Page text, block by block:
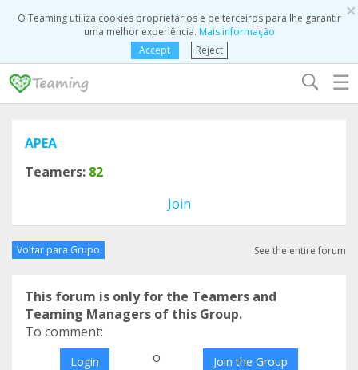
×
O Teaming utiliza cookies proprietários e de terceiros para lhe garantir
uma melhor experiência. Mais informação
Accept
Reject
☰
APEA
Teamers: 82
Join
Voltar para Grupo See the entire forum
This forum is only for the Teamers and
Teaming Managers of this Group.
To comment:
Login o Join the Group